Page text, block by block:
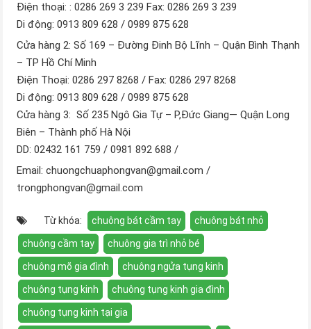
Điện thoại: : 0286 269 3 239 Fax: 0286 269 3 239
Di động: 0913 809 628 / 0989 875 628
Cửa hàng 2: Số 169 – Đường Đinh Bộ Lĩnh – Quận Bình Thạnh
– TP Hồ Chí Minh
Điện Thoại: 0286 297 8268 / Fax: 0286 297 8268
Di động: 0913 809 628 / 0989 875 628
Cửa hàng 3: Số 235 Ngô Gia Tự – P,Đức Giang— Quận Long
Biên – Thành phố Hà Nội
DD: 02432 161 759 / 0981 892 688 /
Email: chuongchuaphongvan@gmail.com /
trongphongvan@gmail.com
Từ khóa: chuông bát cầm tay chuông bát nhỏ
chuông cầm tay chuông gia trì nhỏ bé
chuông mõ gia đình chuông ngửa tụng kinh
chuông tụng kinh chuông tụng kinh gia đình
chuông tụng kinh tại gia